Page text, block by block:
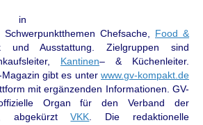
in
Chefsache,
Food &
und Ausstattung. Zielgruppen sind
Kantinen– & Küchenleiter.
gibt es unter www.gv-kompakt.de
mit ergänzenden Informationen. GV-
Organ für den Verband der
abgekürztVKK. Die redaktionelle